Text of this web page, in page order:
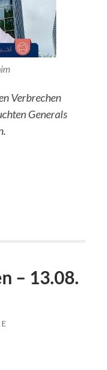
Verbrechen
Generals
– 13.08.